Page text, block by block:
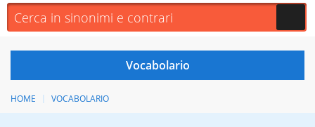
HOME VOCABOLARIO